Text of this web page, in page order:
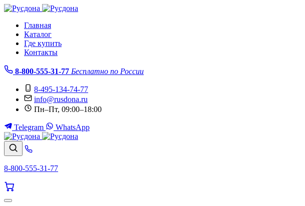
Главная
Каталог
Где купить
Контакты
8-800-555-31-77 Бесплатно по России
8-495-134-74-77
info@rusdona.ru
Пн–Пт, 09:00–18:00
Telegram WhatsApp
8-800-555-31-77